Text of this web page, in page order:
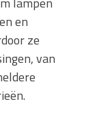
en
ze
van